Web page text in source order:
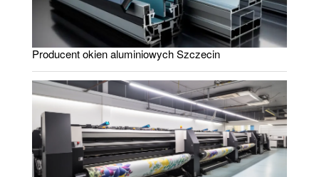
Producent okien aluminiowych Szczecin